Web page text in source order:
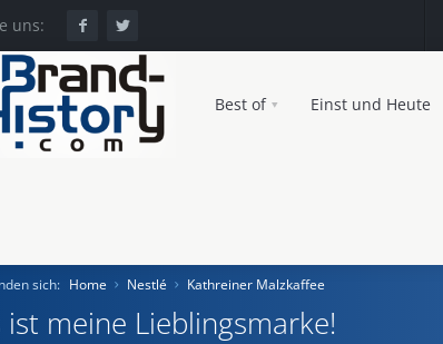
uns:
Best of Einst und Heute
sich: Home Nestlé Kathreiner Malzkaffee
ist meine Lieblingsmarke!